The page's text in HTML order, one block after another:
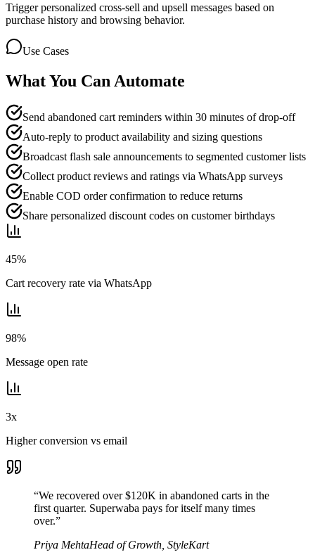
Trigger personalized cross-sell and upsell messages based on
purchase history and browsing behavior.
Use Cases
What You Can Automate
Send abandoned cart reminders within 30 minutes of drop-off
Auto-reply to product availability and sizing questions
Broadcast flash sale announcements to segmented customer lists
Collect product reviews and ratings via WhatsApp surveys
Enable COD order confirmation to reduce returns
Share personalized discount codes on customer birthdays
45%
Cart recovery rate via WhatsApp
98%
Message open rate
3x
Higher conversion vs email
“We recovered over $120K in abandoned carts in the
first quarter. Superwaba pays for itself many times
over.”
Priya MehtaHead of Growth, StyleKart